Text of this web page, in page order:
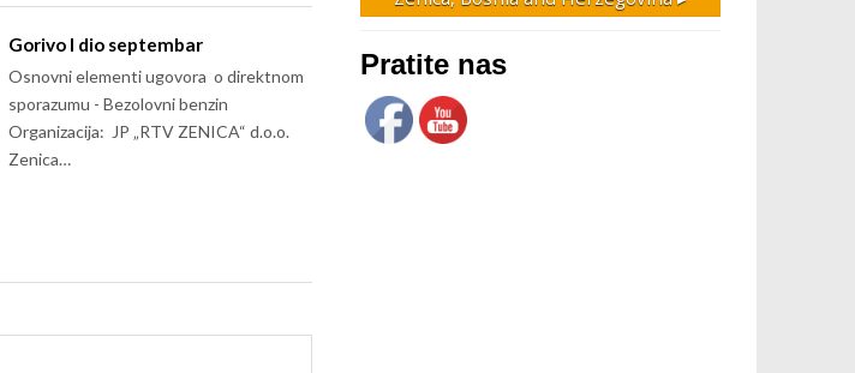
Gorivo I dio septembar
Osnovni elementi ugovora o direktnom
sporazumu - Bezolovni benzin
Organizacija: JP „RTV ZENICA“ d.o.o.
Zenica…
Pratite nas